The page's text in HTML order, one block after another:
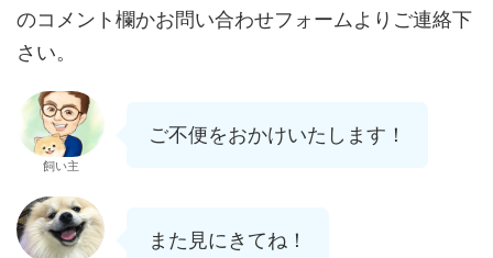
のコメント欄かお問い合わせフォームよりご連絡下
さい。
飼い主
ご不便をおかけいたします！
また見にきてね！